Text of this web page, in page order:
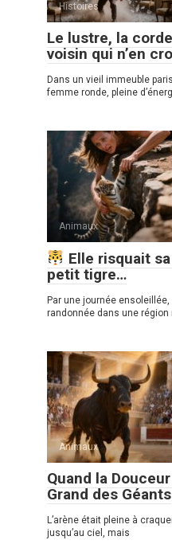
Histoires
Le lustre, la
voisin qui n’en
Dans un vieil immeuble
femme ronde, pleine
Animaux
Elle risquait
petit tigre…
Par une journée
randonnée dans une
Animaux
Quand la
Grand des Géants
L’arène était pleine à
jusqu’au ciel, mais